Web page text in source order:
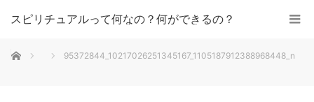
スピリチュアルって何なの？何ができるの？
ホーム 95372844_10217026251345167_1105187912388968448_n